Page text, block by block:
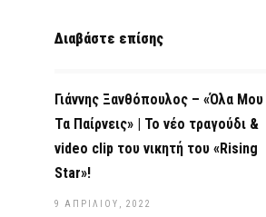
Διαβάστε επίσης
Γιάννης Ξανθόπουλος – «Όλα Μου
Τα Παίρνεις» | Το νέο τραγούδι &
video clip του νικητή του «Rising
Star»!
9 ΑΠΡΙΛΊΟΥ, 2022